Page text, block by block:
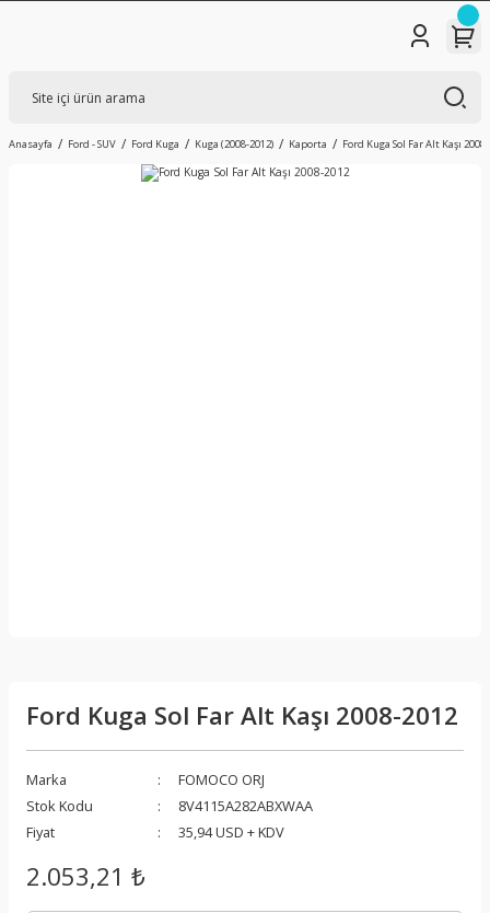
Anasayfa Ford - SUV Ford Kuga Kuga (2008-2012) Kaporta Ford Kuga Sol Far Alt Kaşı
Ford Kuga Sol Far Alt Kaşı 2008-2012
Marka
FOMOCO ORJ
Stok Kodu
8V4115A282ABXWAA
Fiyat
35,94 USD + KDV
2.053,21 ₺